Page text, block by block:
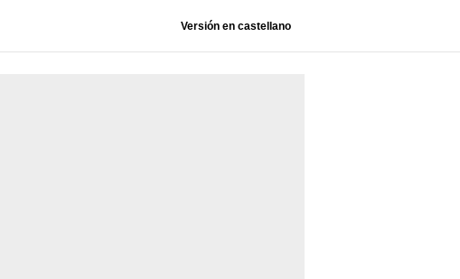
Versión en castellano